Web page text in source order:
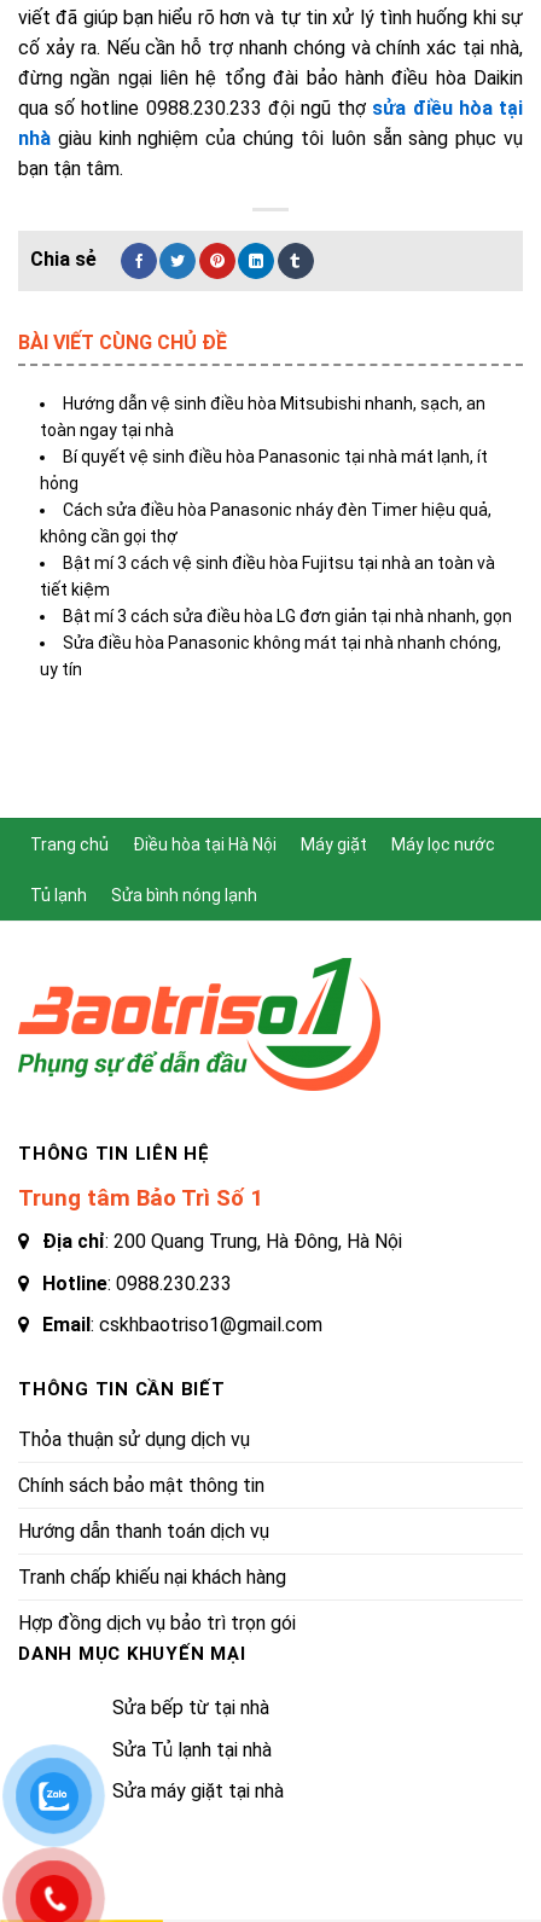
viết đã giúp bạn hiểu rõ hơn và tự tin xử lý tình huống khi sự
cố xảy ra. Nếu cần hỗ trợ nhanh chóng và chính xác tại nhà,
đừng ngần ngại liên hệ tổng đài bảo hành điều hòa Daikin
qua số hotline 0988.230.233 đội ngũ thợ sửa điều hòa tại
nhà giàu kinh nghiệm của chúng tôi luôn sẵn sàng phục vụ
bạn tận tâm.
BÀI VIẾT CÙNG CHỦ ĐỀ
Hướng dẫn vệ sinh điều hòa Mitsubishi nhanh, sạch, an
toàn ngay tại nhà
Bí quyết vệ sinh điều hòa Panasonic tại nhà mát lạnh, ít
hỏng
Cách sửa điều hòa Panasonic nháy đèn Timer hiệu quả,
không cần gọi thợ
Bật mí 3 cách vệ sinh điều hòa Fujitsu tại nhà an toàn và
tiết kiệm
Bật mí 3 cách sửa điều hòa LG đơn giản tại nhà nhanh, gọn
Sửa điều hòa Panasonic không mát tại nhà nhanh chóng,
uy tín
Trang chủ Điều hòa tại Hà Nội Máy giặt Máy lọc nước
Tủ lạnh Sửa bình nóng lạnh
THÔNG TIN LIÊN HỆ
Trung tâm Bảo Trì Số 1
Địa chỉ: 200 Quang Trung, Hà Đông, Hà Nội
Hotline: 0988.230.233
Email : cskhbaotriso1@gmail.com
THÔNG TIN CẦN BIẾT
Thỏa thuận sử dụng dịch vụ
Chính sách bảo mật thông tin
Hướng dẫn thanh toán dịch vụ
Tranh chấp khiếu nại khách hàng
Hợp đồng dịch vụ bảo trì trọn gói
DANH MỤC KHUYẾN MẠI
Sửa bếp từ tại nhà
Sửa Tủ lạnh tại nhà
Sửa máy giặt tại nhà